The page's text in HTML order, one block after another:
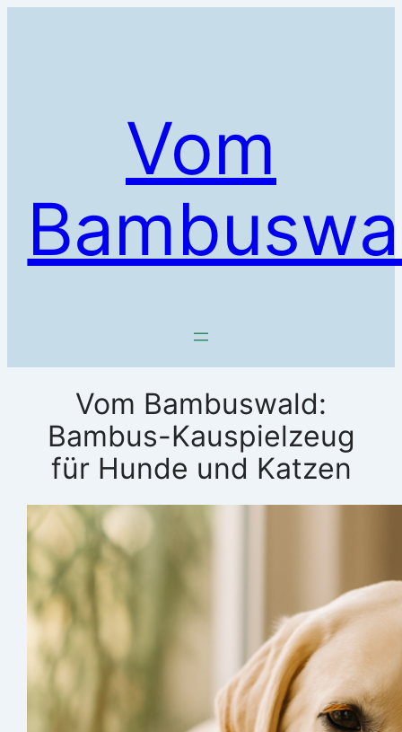
Vom
Vom Bambuswald:
Bambus-Kauspielzeug
für Hunde und Katzen